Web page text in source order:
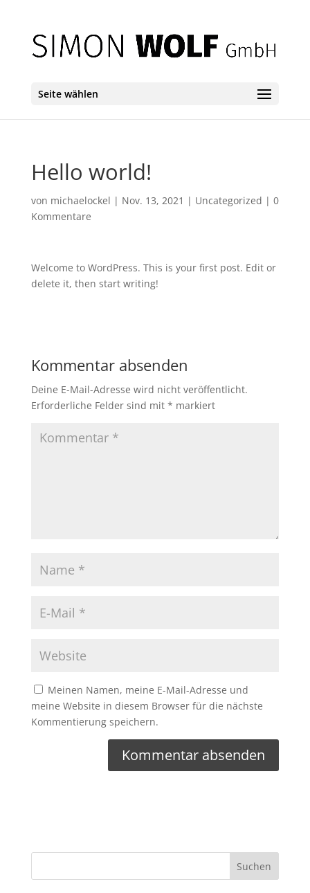
Seite wählen
Hello world!
von michaelockel | Nov. 13, 2021 | Uncategorized | 0
Kommentare
Welcome to WordPress. This is your first post. Edit or
delete it, then start writing!
Kommentar absenden
Deine E-Mail-Adresse wird nicht veröffentlicht.
Erforderliche Felder sind mit * markiert
Meinen Namen, meine E-Mail-Adresse und
meine Website in diesem Browser für die nächste
Kommentierung speichern.
Suchen